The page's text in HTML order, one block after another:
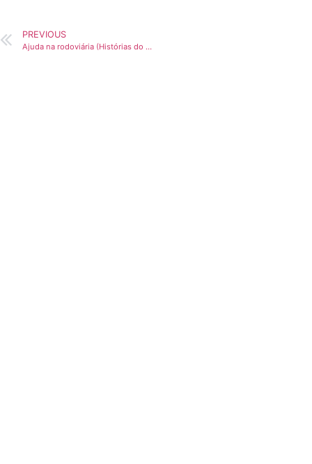
PREVIOUS
Ajuda na rodoviária (Histórias do Córrego)